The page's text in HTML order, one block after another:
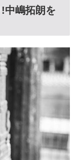
中嶋拓朗を